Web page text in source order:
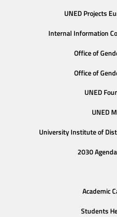
UNED Projects
Internal Information
Office of
Office of
UNED
UNED
University Institute of
2030
Academic
Students